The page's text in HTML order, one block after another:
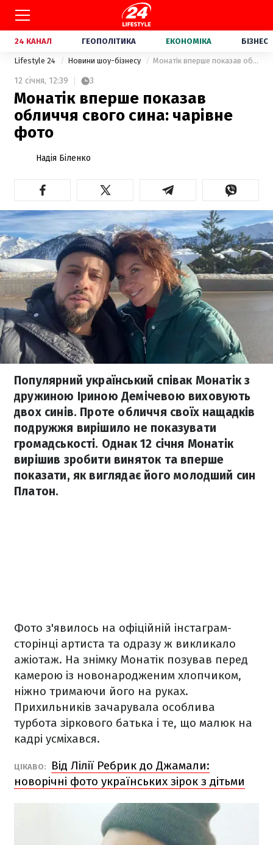
24 КАНАЛ ГЕОПОЛІТИКА ЕКОНОМІКА БІЗНЕС
Lifestyle 24 Новини шоу-бізнесу Монатік вперше показав обличчя свого сина: чарівне фото
12 січня, 12:39 3
Монатік вперше показав
обличчя свого сина: чарівне
фото
Надія Біленко
Популярний український співак Монатік з
дружиною Іриною Демічевою виховують
двох синів. Проте обличчя своїх нащадків
подружжя вирішило не показувати
громадськості. Однак 12 січня Монатік
вирішив зробити виняток та вперше
показати, як виглядає його молодший син
Платон.
Фото з'явилось на офіційній інстаграм-
сторінці артиста та одразу ж викликало
ажіотаж. На знімку Монатік позував перед
камерою із новонародженим хлопчиком,
ніжно тримаючи його на руках.
Прихильників зачарувала особлива
турбота зіркового батька і те, що малюк на
кадрі усміхався.
ЦІКАВО:
Від Лілії Ребрик до Джамали:
новорічні фото українських зірок з дітьми